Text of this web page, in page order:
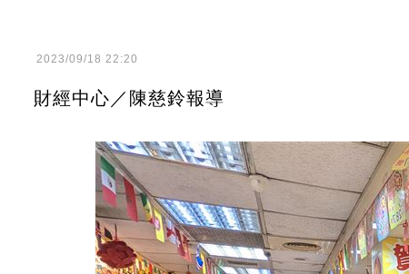
2023/09/18 22:20
財經中心／陳慈鈴報導